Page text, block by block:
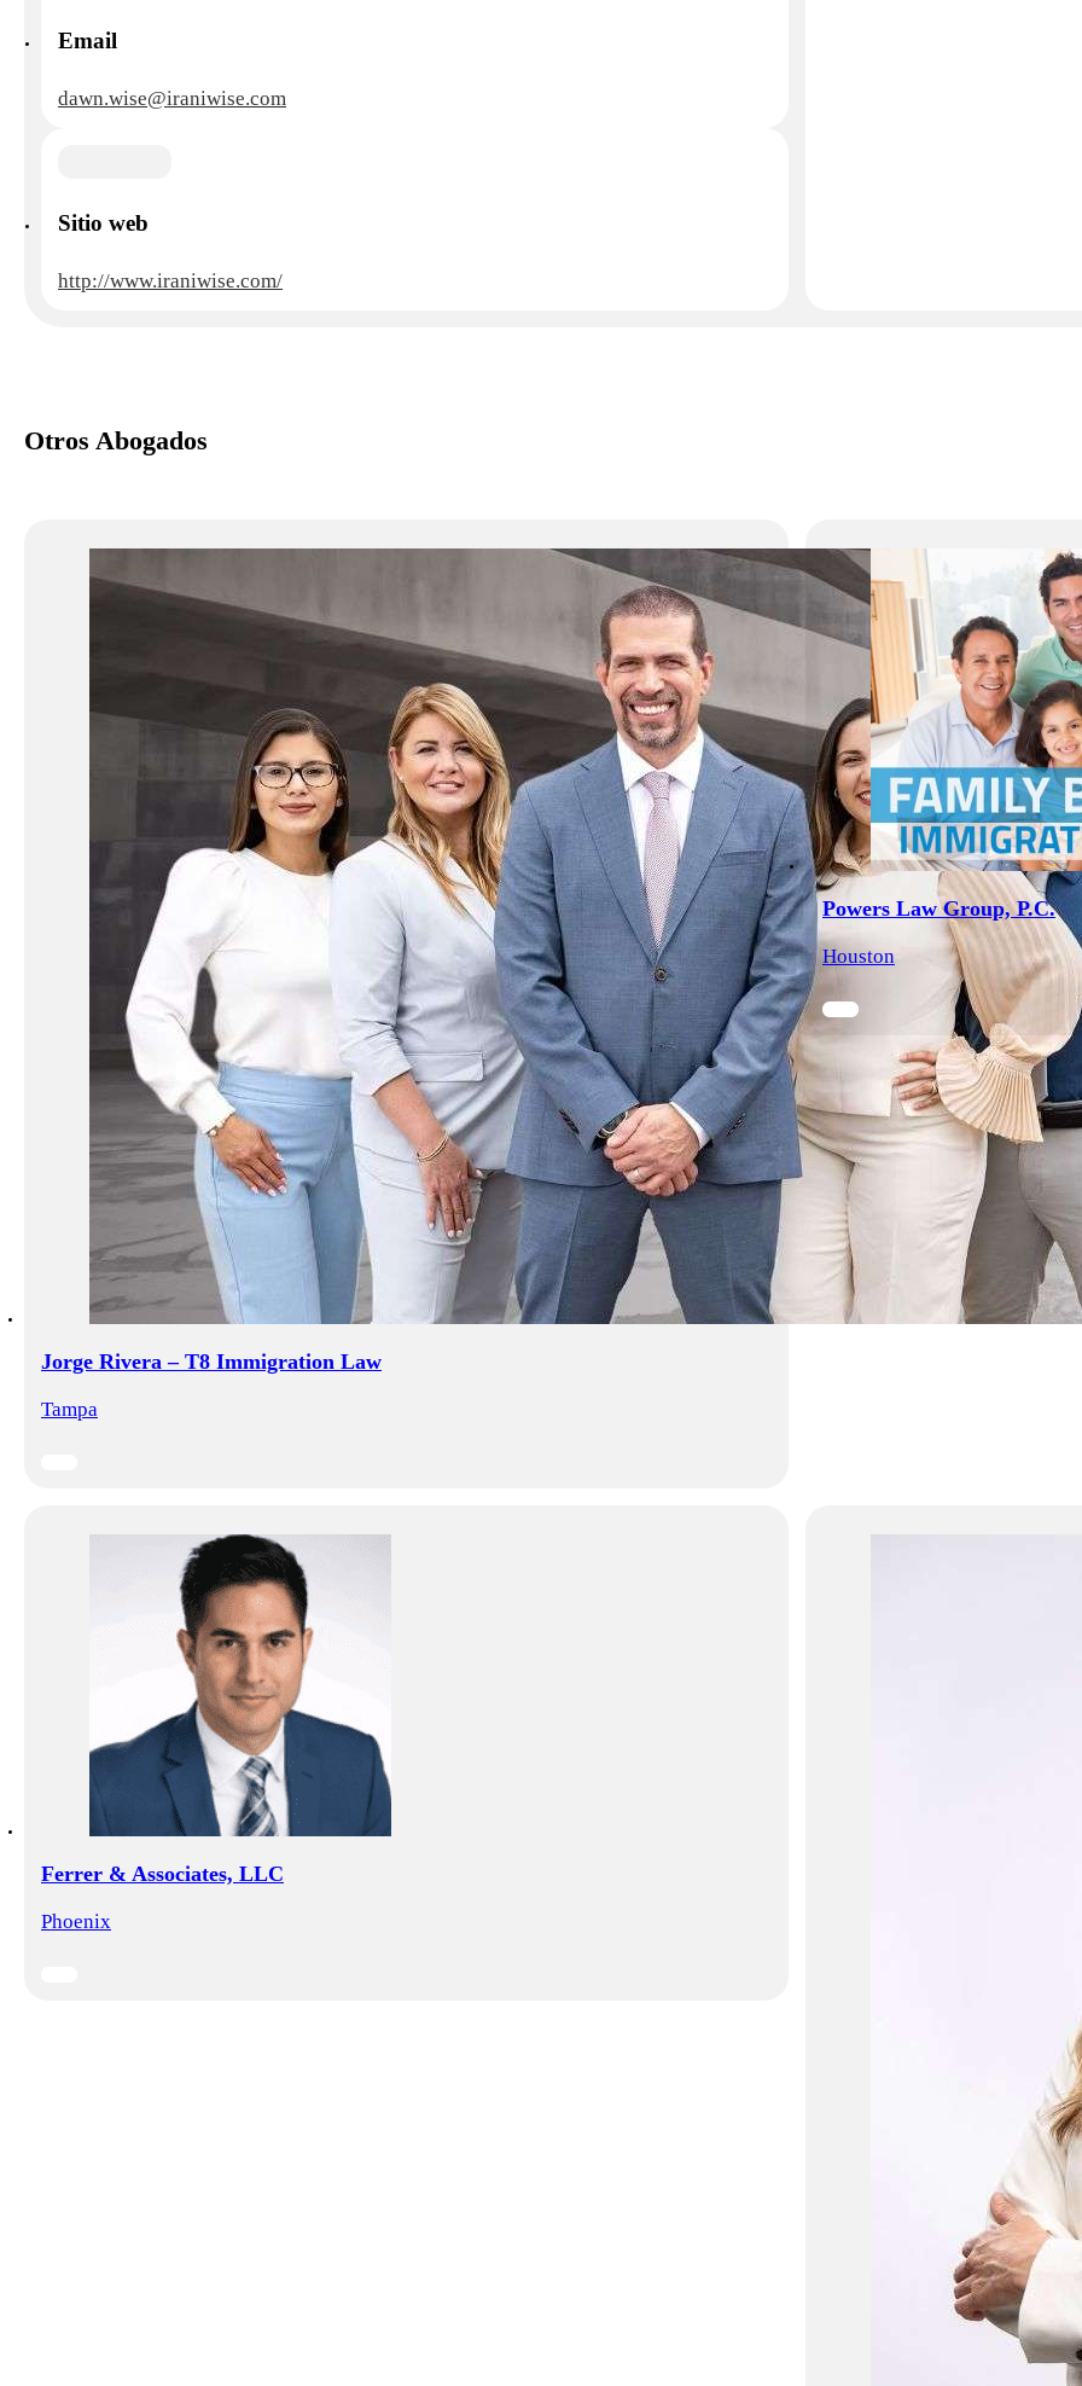
Email
dawn.wise@iraniwise.com
Sitio web
http://www.iraniwise.com/
Otros Abogados
Jorge Rivera – T8 Immigration Law
Tampa
Powers Law Group, P.C.
Houston
Ferrer & Associates, LLC
Phoenix